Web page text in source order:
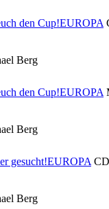
den Cup!EUROPA
Berg
den Cup!EUROPA
Berg
gesucht!EUROPA
Berg